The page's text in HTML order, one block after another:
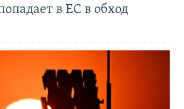
в ЕС в обход